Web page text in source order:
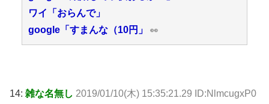
ワイ「おらんで」
google「すまんな（10円」 👀
14: 雑な名無し 2019/01/10(木) 15:35:21.29 ID:NlmcugxP0